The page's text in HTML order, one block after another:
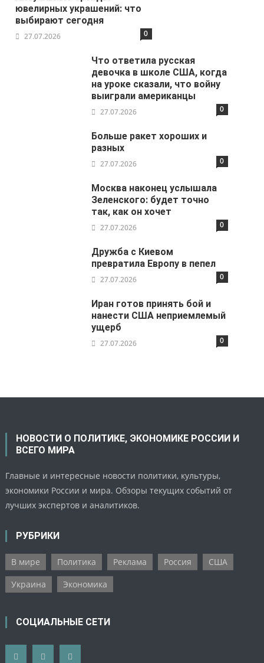
ювелирных украшений: что
выбирают сегодня
27.07.2026 0
Что ответила русская
девочка в школе США, когда
на уроке сказали, что войну
выиграли американцы
27.07.2026 0
Больше ракет хороших и
разных
27.07.2026 0
Москва наконец услышала
Зеленского: будет точно
так, как он хочет
27.07.2026 0
Дружба с Киевом
превратила Европу в пепел
27.07.2026 0
Иран готов принять бой и
нанести США неприемлемый
ущерб
27.07.2026 0
НОВОСТИ О ПОЛИТИКЕ, ЭКОНОМИКЕ РОССИИ И
ВСЕГО МИРА
Главные и интересные новости политики, культуры,
экономики России и мира. Обзоры текущих событий от
лучших экспертов и аналитиков.
РУБРИКИ
В мире Политика Реклама Россия
США
Украина
Экономика
СОЦИАЛЬНЫЕ СЕТИ